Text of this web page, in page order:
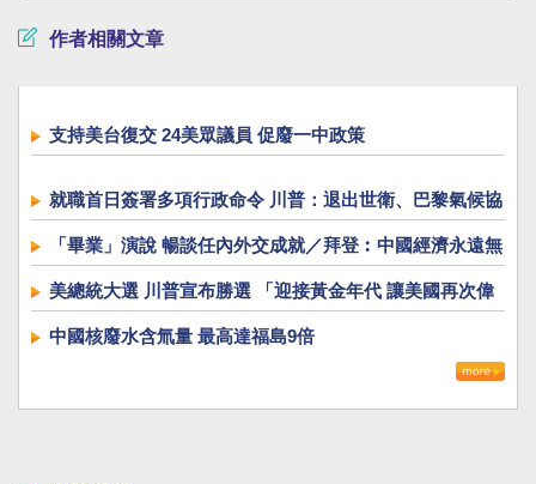
作者相關文章
支持美台復交 24美眾議員 促廢一中政策
就職首日簽署多項行政命令 川普：退出世衛、巴黎氣候協
定
「畢業」演說 暢談任內外交成就／拜登︰中國經濟永遠無
法超越美國
美總統大選 川普宣布勝選 「迎接黃金年代 讓美國再次偉
大」
中國核廢水含氚量 最高達福島9倍